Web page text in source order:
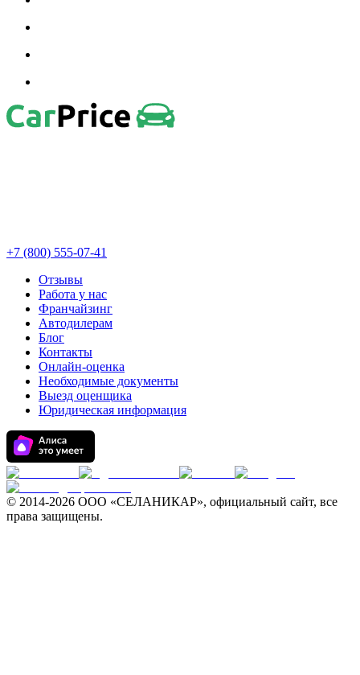
+7 (800) 555-07-41
Отзывы
Работа у нас
Франчайзинг
Автодилерам
Блог
Контакты
Онлайн-оценка
Необходимые документы
Выезд оценщика
Юридическая информация
© 2014-2026 ООО «СЕЛАНИКАР», официальный сайт, все
права защищены.